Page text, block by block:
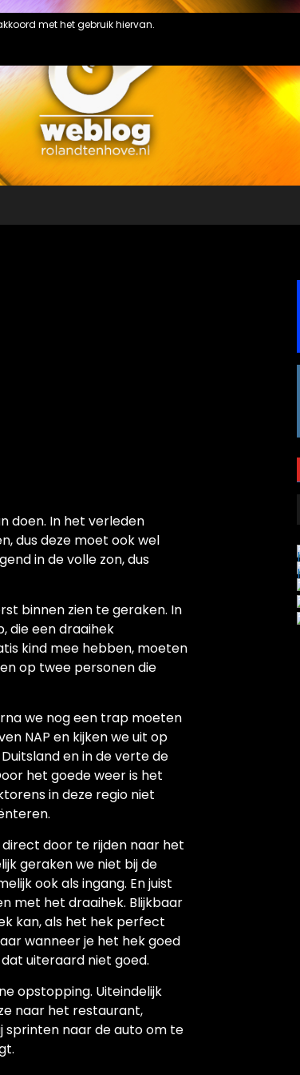
doen. In het verleden
dus deze moet ook wel
in de volle zon, dus
binnen zien te geraken. In
die een draaihek
kind mee hebben, moeten
op twee personen die
we nog een trap moeten
NAP en kijken we uit op
en in de verte de
het goede weer is het
in deze regio niet
door te rijden naar het
geraken we niet bij de
ook als ingang. En juist
met het draaihek. Blijkbaar
kan, als het hek perfect
wanneer je het hek goed
uiteraard niet goed.
opstopping. Uiteindelijk
naar het restaurant,
sprinten naar de auto om te
met het gebruik hiervan.